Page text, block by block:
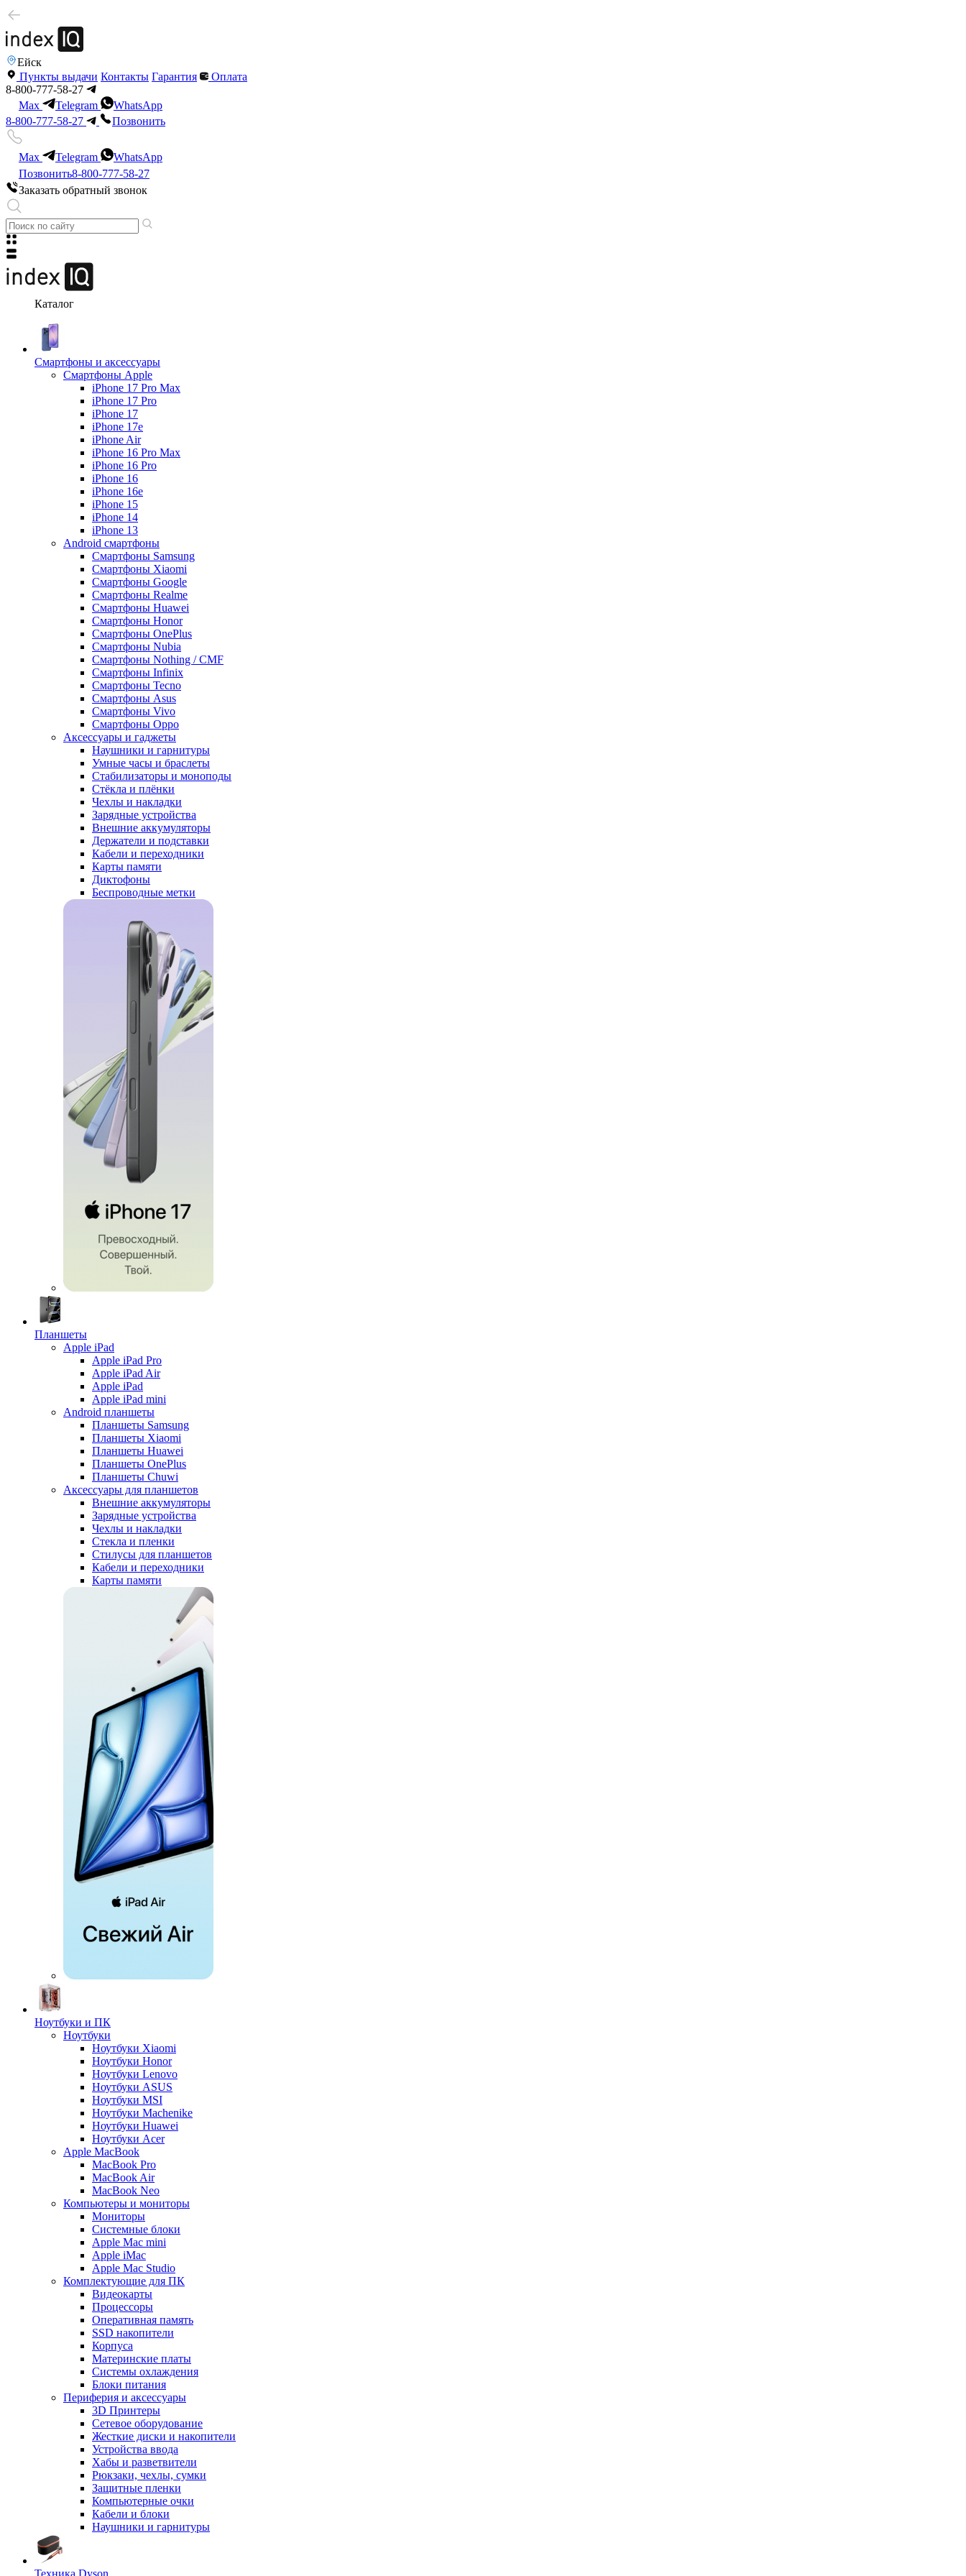
Ейск
Пункты выдачи Контакты Гарантия
Оплата
8-800-777-58-27
Max
Telegram
WhatsApp
8-800-777-58-27
Позвонить
Max Telegram
WhatsApp
Позвонить8-800-777-58-27
Заказать обратный звонок
Каталог
Смартфоны и аксессуары
Смартфоны Apple
iPhone 17 Pro Max
iPhone 17 Pro
iPhone 17
iPhone 17e
iPhone Air
iPhone 16 Pro Max
iPhone 16 Pro
iPhone 16
iPhone 16e
iPhone 15
iPhone 14
iPhone 13
Android cмартфоны
Смартфоны Samsung
Смартфоны Xiaomi
Смартфоны Google
Смартфоны Realme
Смартфоны Huawei
Смартфоны Honor
Смартфоны OnePlus
Смартфоны Nubia
Смартфоны Nothing / CMF
Смартфоны Infinix
Смартфоны Tecno
Смартфоны Asus
Смартфоны Vivo
Смартфоны Oppo
Аксессуары и гаджеты
Наушники и гарнитуры
Умные часы и браслеты
Стабилизаторы и моноподы
Стёкла и плёнки
Чехлы и накладки
Зарядные устройства
Внешние аккумуляторы
Держатели и подставки
Кабели и переходники
Карты памяти
Диктофоны
Беспроводные метки
Планшеты
Apple iPad
Apple iPad Pro
Apple iPad Air
Apple iPad
Apple iPad mini
Android планшеты
Планшеты Samsung
Планшеты Xiaomi
Планшеты Huawei
Планшеты OnePlus
Планшеты Chuwi
Аксессуары для планшетов
Внешние аккумуляторы
Зарядные устройства
Чехлы и накладки
Стекла и пленки
Стилусы для планшетов
Кабели и переходники
Карты памяти
Ноутбуки и ПК
Ноутбуки
Ноутбуки Xiaomi
Ноутбуки Honor
Ноутбуки Lenovo
Ноутбуки ASUS
Ноутбуки MSI
Ноутбуки Machenike
Ноутбуки Huawei
Ноутбуки Acer
Apple MacBook
MacBook Pro
MacBook Air
MacBook Neo
Компьютеры и мониторы
Мониторы
Системные блоки
Apple Mac mini
Apple iMac
Apple Mac Studio
Комплектующие для ПК
Видеокарты
Процессоры
Оперативная память
SSD накопители
Корпуса
Материнские платы
Системы охлаждения
Блоки питания
Периферия и аксессуары
3D Принтеры
Сетевое оборудование
Жесткие диски и накопители
Устройства ввода
Хабы и разветвители
Рюкзаки, чехлы, сумки
Защитные пленки
Компьютерные очки
Кабели и блоки
Наушники и гарнитуры
Техника Dyson